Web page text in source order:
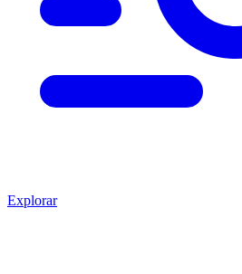
Explorar